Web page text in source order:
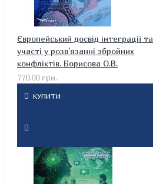
Європейський досвід інтеграції та
участі у розв’язанні збройних
конфліктів. Борисова О.В.
770.00 грн.
КУПИТИ